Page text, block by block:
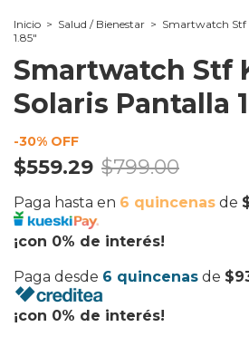
Inicio > Salud / Bienestar > Smartwatch Stf
1.85"
Smartwatch Stf
Solaris Pantalla
-30% OFF
$559.29 $799.00
Paga hasta en 6 quincenas de
¡con 0% de interés!
Paga desde 6 quincenas de
¡con 0% de interés!